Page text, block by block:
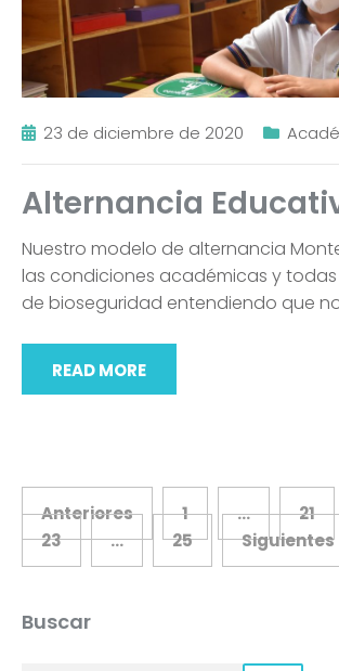
23 de diciembre de 2020
Alternancia
Nuestro modelo de alternancia
las condiciones académicas y
de bioseguridad entendiendo que
READ MORE
Navegación
de
entradas
Anteriores 1 … 21
23
… 25 Siguientes
Buscar